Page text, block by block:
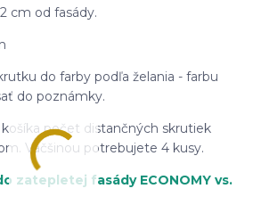
cm od fasády.
do farby podľa želania - farbu
do poznámky.
počet distančných skrutiek
Väčšinou potrebujete 4 kusy.
zatepletej fasády ECONOMY vs.